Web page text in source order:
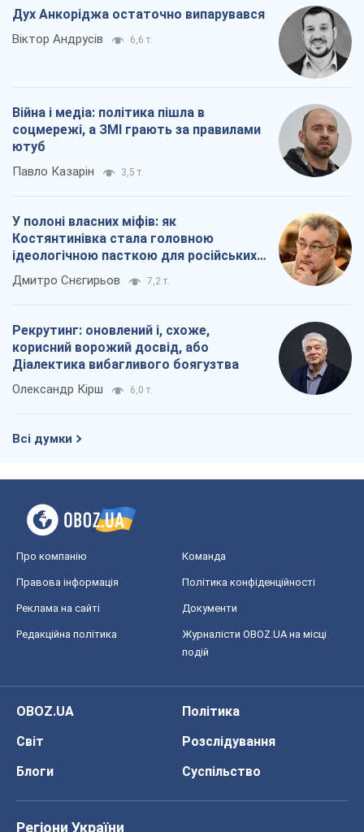
Дух Анкоріджа остаточно випарувався
Віктор Андрусів 6,6 т.
Війна і медіа: політика пішла в
соцмережі, а ЗМІ грають за правилами
ютуб
Павло Казарін 3,5 т.
У полоні власних міфів: як
Костянтинівка стала головною
ідеологічною пасткою для російських
окупантів
Дмитро Снєгирьов 7,2 т.
Рекрутинг: оновлений і, схоже,
корисний ворожий досвід, або
Діалектика вибагливого боягузтва
Олександр Кірш 6,0 т.
Всі думки
Про компанію Команда
Правова інформація Політика конфіденційності
Реклама на сайті Документи
Редакційна політика
Журналісти OBOZ.UA на місці
подій
OBOZ.UA
Політика
Світ
Розслідування
Блоги
Суспільство
Регіони України